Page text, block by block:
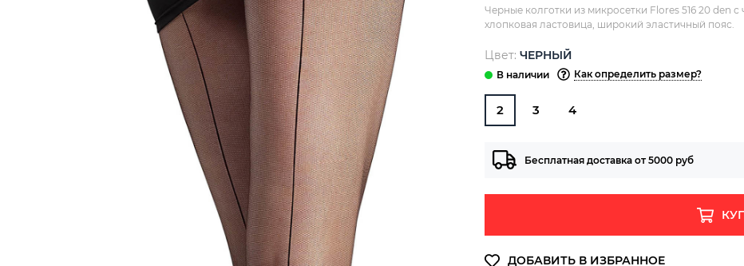
Черные колготки из микросетки Flores 516 20 den
хлопковая ластовица, широкий эластичный пояс.
Цвет: ЧЕРНЫЙ
Как определить размер?
2 3 4
Бесплатная доставка от 5000 руб